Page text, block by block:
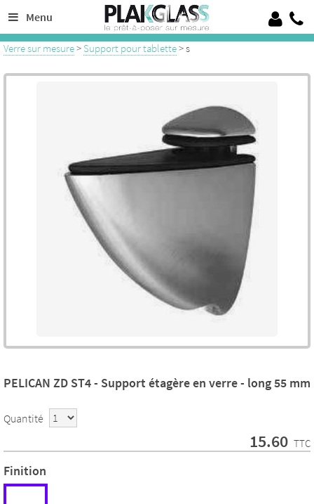
Menu
Découpe de verre sur mesure de 4 à 19 mm, 100% Verre trempé sécurit
Crédence en verre laqué ou émaillé, verre pour garde corps, verrières
Verre sur mesure> Support pour tablette> s
PELICAN ZD ST4 - Support étagère en verre - long 55 mm
Quantité
15.60 TTC
Finition